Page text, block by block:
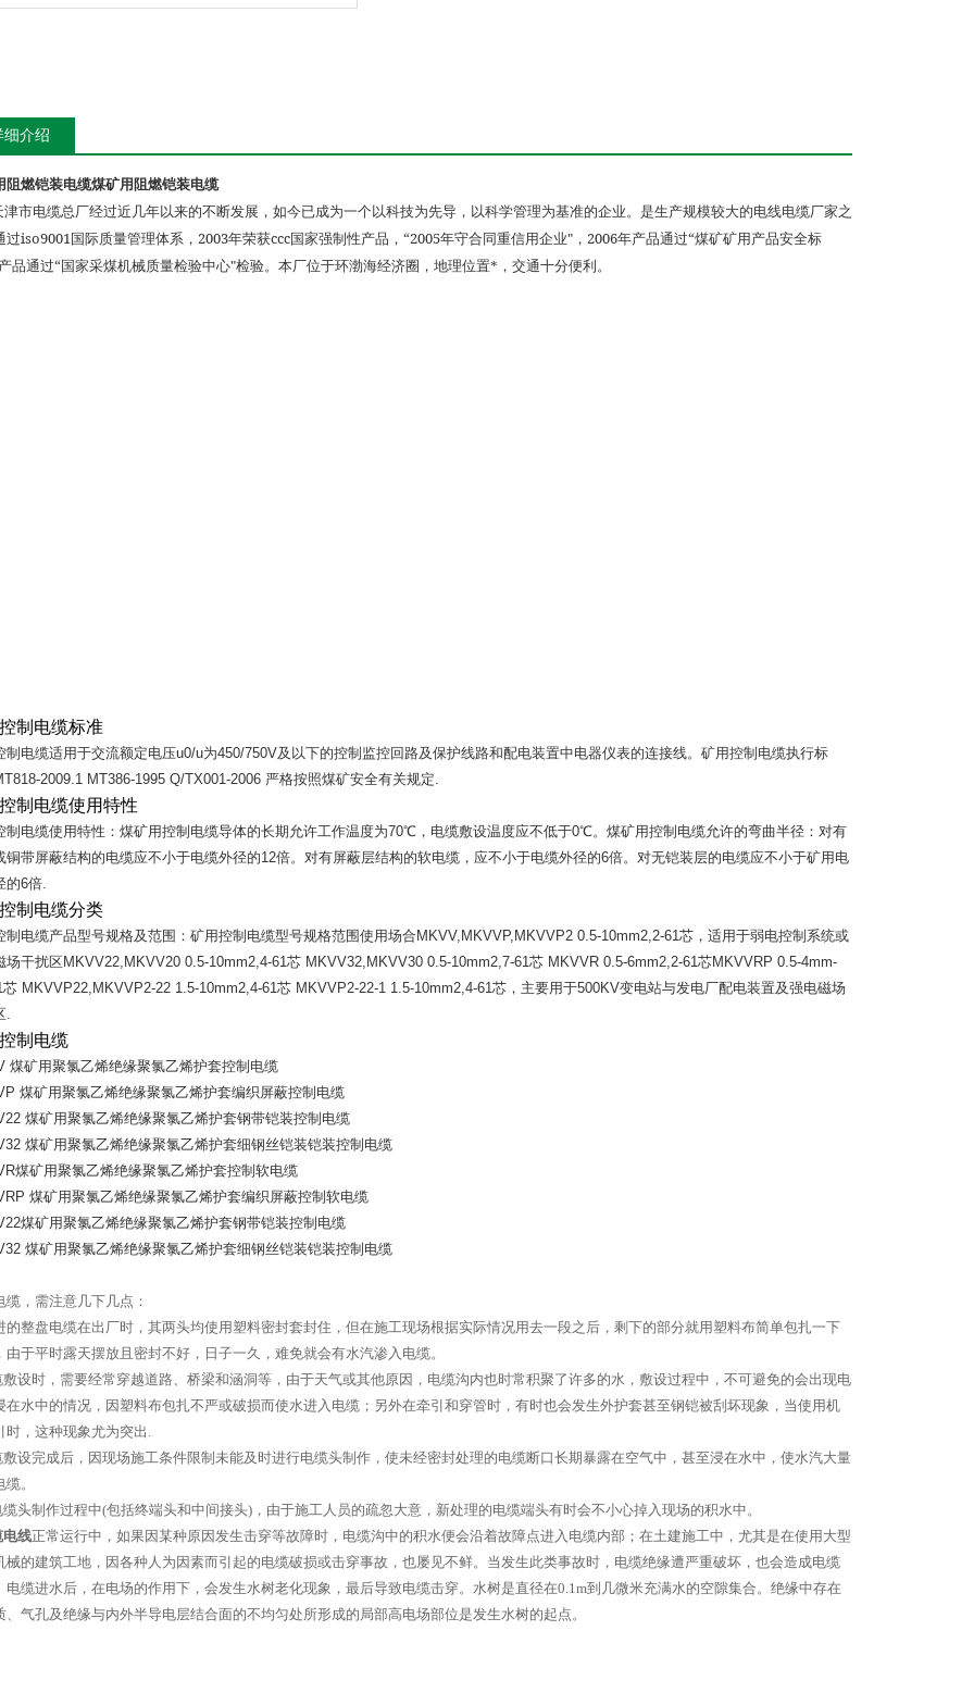
细介绍
阻燃铠装电缆煤矿用阻燃铠装电缆
津市电缆总厂经过近几年以来的不断发展，如今已成为一个以科技为先导，以科学管理为基准的企业。是生产规模较大的电线电缆厂家之
过iso9001国际质量管理体系， 2003年荣获ccc国家强制性产品， “2005年守合同重信用企业" ， 2006年产品通过“煤矿矿用产品安全标
品通过“国家采煤机械质量检验中心"检验。本厂位于环渤海经济圈，地理位置*，交通十分便利。
制电缆标准
制电缆适用于交流额定电压u0/u为450/750V及以下的控制监控回路及保护线路和配电装置中电器仪表的连接线。矿用控制电缆执行标
2009.1 MT386-1995 Q/TX001-2006 严格按照煤矿安全有关规定.
制电缆使用特性
制电缆使用特性：煤矿用控制电缆导体的长期允许工作温度为70℃ ，电缆敷设温度应不低于0℃。煤矿用控制电缆允许的弯曲半径：对有
铜带屏蔽结构的电缆应不小于电缆外径的12倍。对有屏蔽层结构的软电缆，应不小于电缆外径的6倍。对无铠装层的电缆应不小于矿用电
的6倍.
制电缆分类
制电缆产品型号规格及范围：矿用控制电缆型号规格范围使用场合MKVV,MKVVP,MKVVP2 0.5-10mm2,2-61芯，适用于弱电控制系统或
场干扰区MKVV22,MKVV20 0.5-10mm2,4-61芯 MKVV32,MKVV30 0.5-10mm2,7-61芯 MKVVR 0.5-6mm2,2-61芯MKVVRP 0.5-4mm-
芯 MKVVP22,MKVVP2-22 1.5-10mm2,4-61芯 MKVVP2-22-1 1.5-10mm2,4-61芯，主要用于500KV变电站与发电厂配电装置及强电磁场
.
制电缆
煤矿用聚氯乙烯绝缘聚氯乙烯护套控制电缆
煤矿用聚氯乙烯绝缘聚氯乙烯护套编织屏蔽控制电缆
煤矿用聚氯乙烯绝缘聚氯乙烯护套钢带铠装控制电缆
煤矿用聚氯乙烯绝缘聚氯乙烯护套细钢丝铠装铠装控制电缆
煤矿用聚氯乙烯绝缘聚氯乙烯护套控制软电缆
煤矿用聚氯乙烯绝缘聚氯乙烯护套编织屏蔽控制软电缆
煤矿用聚氯乙烯绝缘聚氯乙烯护套钢带铠装控制电缆
煤矿用聚氯乙烯绝缘聚氯乙烯护套细钢丝铠装铠装控制电缆
缆，需注意几下几点：
的整盘电缆在出厂时，其两头均使用塑料密封套封住，但在施工现场根据实际情况用去一段之后，剩下的部分就用塑料布简单包扎一下
由于平时露天摆放且密封不好，日子一久，难免就会有水汽渗入电缆。
敷设时，需要经常穿越道路、桥梁和涵洞等，由于天气或其他原因，电缆沟内也时常积聚了许多的水，敷设过程中，不可避免的会出现电
在水中的情况，因塑料布包扎不严或破损而使水进入电缆；另外在牵引和穿管时，有时也会发生外护套甚至钢铠被刮坏现象，当使用机
时，这种现象尤为突出 .
敷设完成后，因现场施工条件限制未能及时进行电缆头制作，使未经密封处理的电缆断口长期暴露在空气中，甚至浸在水中，使水汽大量
。
缆头制作过程中(包括终端头和中间接头) ，由于施工人员的疏忽大意，新处理的电缆端头有时会不小心掉入现场的积水中。
电线正常运行中，如果因某种原因发生击穿等故障时，电缆沟中的积水便会沿着故障点进入电缆内部；在土建施工中，尤其是在使用大型
械的建筑工地，因各种人为因素而引起的电缆破损或击穿事故，也屡见不鲜。当发生此类事故时，电缆绝缘遭严重破坏，也会造成电缆
电缆进水后，在电场的作用下，会发生水树老化现象，最后导致电缆击穿。水树是直径在0.1m到几微米充满水的空隙集合。绝缘中存在
、气孔及绝缘与内外半导电层结合面的不均匀处所形成的局部高电场部位是发生水树的起点。